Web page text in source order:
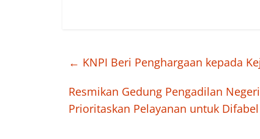
← KNPI Beri Penghargaan kepada
Resmikan Gedung Pengadilan
Prioritaskan Pelayanan untuk Difabel